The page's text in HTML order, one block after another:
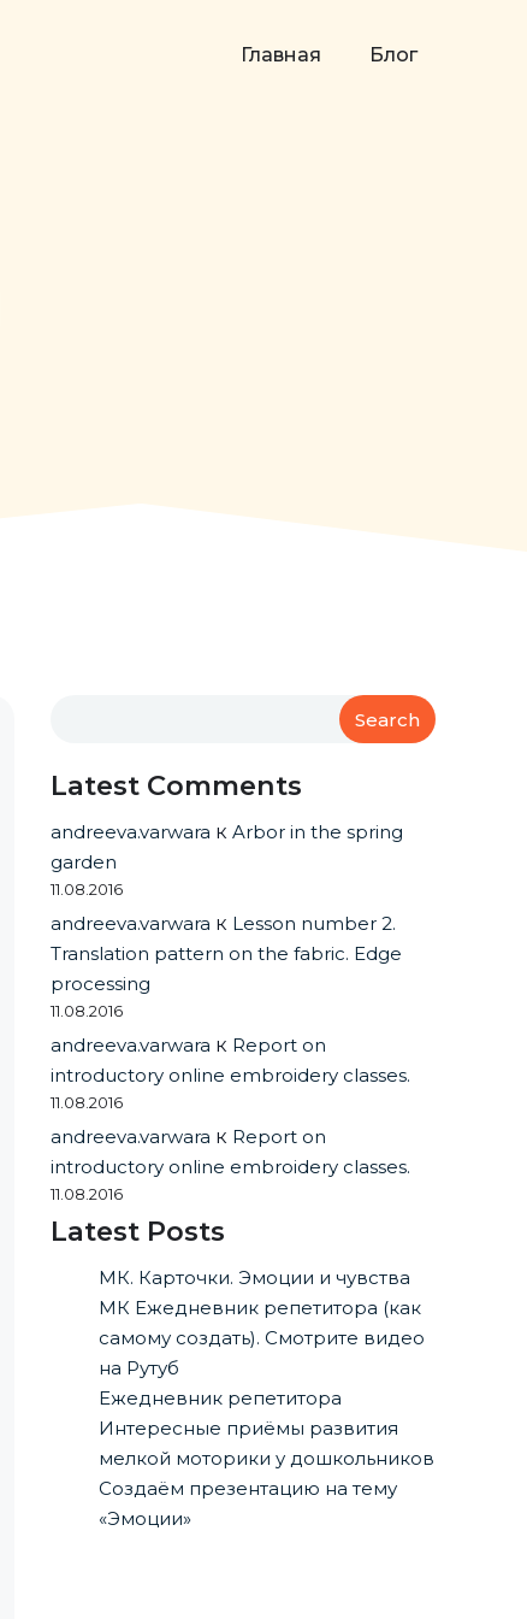
Главная Блог
Search
Latest Comments
andreeva.varwara кArbor in the spring
garden
11.08.2016
andreeva.varwara к Lesson number 2.
Translation pattern on the fabric. Edge
processing
11.08.2016
andreeva.varwara к Report on
introductory online embroidery classes.
11.08.2016
andreeva.varwara к Report on
introductory online embroidery classes.
11.08.2016
Latest Posts
МК. Карточки. Эмоции и чувства
МК Ежедневник репетитора (как
самому создать). Смотрите видео
на Рутуб
Ежедневник репетитора
Интересные приёмы развития
мелкой моторики у дошкольников
Создаём презентацию на тему
«Эмоции»